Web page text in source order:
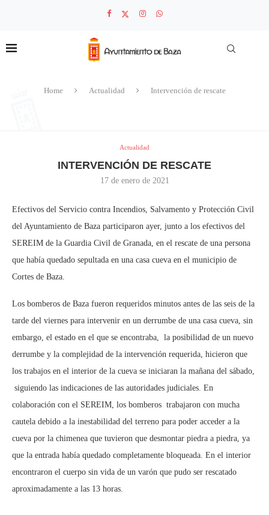
Home Actualidad Intervención de rescate
Actualidad
INTERVENCIÓN DE RESCATE
17 de enero de 2021
Efectivos del Servicio contra Incendios, Salvamento y Protección Civil
del Ayuntamiento de Baza participaron ayer, junto a los efectivos del
SEREIM de la Guardia Civil de Granada, en el rescate de una persona
que había quedado sepultada en una casa cueva en el municipio de
Cortes de Baza.
Los bomberos de Baza fueron requeridos minutos antes de las seis de la
tarde del viernes para intervenir en un derrumbe de una casa cueva, sin
embargo, el estado en el que se encontraba, la posibilidad de un nuevo
derrumbe y la complejidad de la intervención requerida, hicieron que
los trabajos en el interior de la cueva se iniciaran la mañana del sábado,
siguiendo las indicaciones de las autoridades judiciales. En
colaboración con el SEREIM, los bomberos trabajaron con mucha
cautela debido a la inestabilidad del terreno para poder acceder a la
cueva por la chimenea que tuvieron que desmontar piedra a piedra, ya
que la entrada había quedado completamente bloqueada. En el interior
encontraron el cuerpo sin vida de un varón que pudo ser rescatado
aproximadamente a las 13 horas.